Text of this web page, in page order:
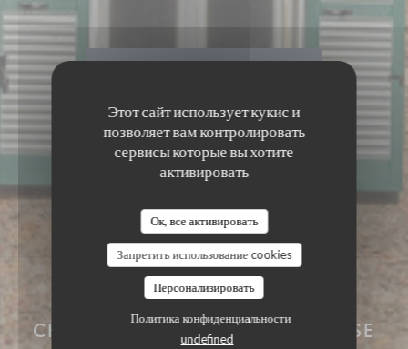
Этот сайт использует кукис и
позволяет вам контролировать
сервисы которые вы хотите
активировать
Ок, все активировать
Запретить использование cookies
Персонализировать
Политика конфиденциальности
undefined
AUBERGE DES 3
РЕСТОРАН И КОМНАТЫ
CHOISEL | VALLEE DE CHEVREUSE